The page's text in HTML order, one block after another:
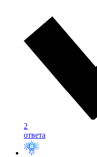
2
ответа